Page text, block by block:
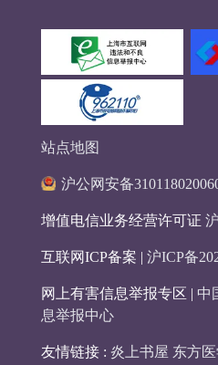
站点地图
沪公网安备
增值电信业务经营许可证
互联网ICP备案 | 沪ICP备
网上有害信息举报专区 | 中
息举报中心
友情链接 : 炎上书屋 东方